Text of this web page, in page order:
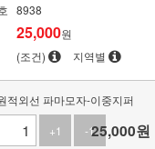
8938
25,000원
(조건) 지역별
적외선 파마모자-이중지퍼
+1
-125,000원